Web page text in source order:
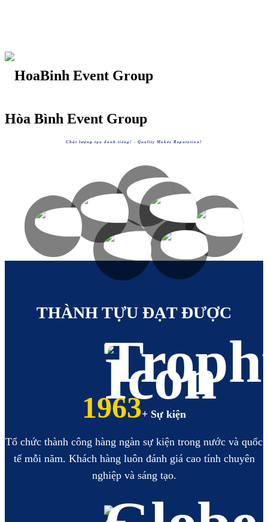
Hòa Bình Event Group
Chất lượng tạo danh tiếng! - Quality Makes Reputation!
HOABINHEVENTS
https://hoabinhevents.com
HOABINHTOURIST
https://hoabinhtourist.com
HOABINHGROUP
https://hoabinh-group.com
HOABINHAIRLINES
https://hoabinhairlines.vnHOABINHBUS
HOABINHBOOKINGAVVIETNAM
THÀNH TỰU ĐẠT ĐƯỢC
2236+ Sự kiện
Tổ chức thành công hàng ngàn sự kiện trong nước và quốc
tế mỗi năm. Khách hàng luôn đánh giá cao tính chuyên
nghiệp và sáng tạo.